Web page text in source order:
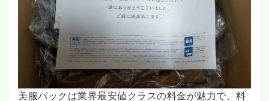
美服パックは業界最安値クラスの料金が魅力で、料